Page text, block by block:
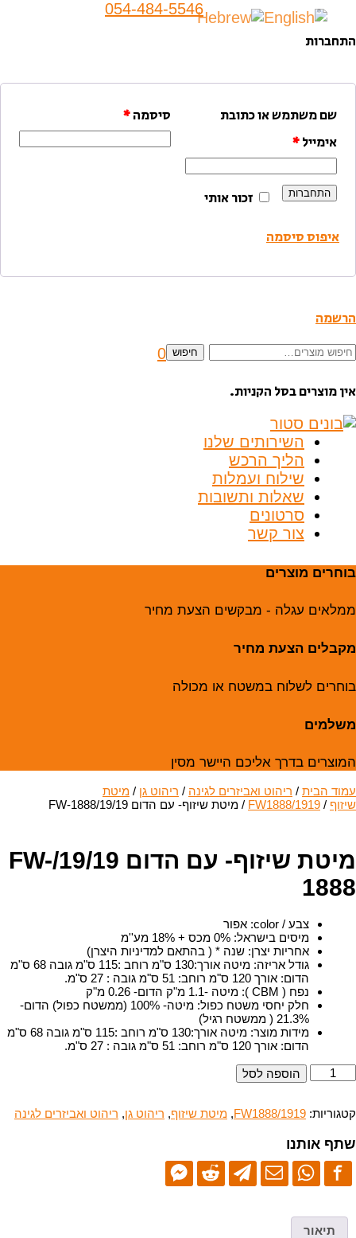
054-484-5546
התחברות
שם משתמש או כתובת
אימייל*
סיסמה*
זכור אותי התחברות
איפוס סיסמה
הרשמה
חיפוש
חיפוש 0
אין מוצרים בסל הקניות.
השירותים שלנו
הליך הרכש
שילוח ועמלות
שאלות ותשובות
סרטונים
צור קשר
בוחרים מוצרים
ממלאים עגלה - מבקשים הצעת מחיר
מקבלים הצעת מחיר
בוחרים לשלוח במשטח או מכולה
משלמים
המוצרים בדרך אליכם היישר מסין
עמוד הבית / ריהוט ואביזרים לגינה / ריהוט גן / מיטת
שיזוף /
FW1888/1919 / מיטת שיזוף- עם הדום 19/19/FW-1888
מיטת שיזוף- עם הדום 19/19/FW-
1888
צבע / color : אפור
מיסים בישראל: 0% מכס + 18% מע''מ
אחריות יצרן: שנה * ( בהתאם למדיניות היצרן)
גודל אריזה:
מיטה אורך:130 ס"מ רוחב :115 ס"מ גובה 68 ס"מ
הדום: אורך 120 ס"מ רוחב: 51 ס"מ גובה : 27 ס"מ.
נפח ( CBM )
: מיטה -1.1 מ"ק הדום- 0.26 מ"ק
חלק יחסי משטח כפול:
מיטה- 100% (ממשטח כפול) הדום-
21.3% ( ממשטח רגיל)
מידות מוצר:
מיטה אורך:130 ס"מ רוחב :115 ס"מ גובה 68 ס"מ
הדום: אורך 120 ס"מ רוחב: 51 ס"מ גובה : 27 ס"מ.
כמות
של
שיזוף-
עם
הדום
19/19/FW-
1888
הוספה לסל
קטגוריות: FW1888/1919
, מיטת שיזוף, ריהוט גן, ריהוט ואביזרים לגינה
שתף אותנו
תיאור